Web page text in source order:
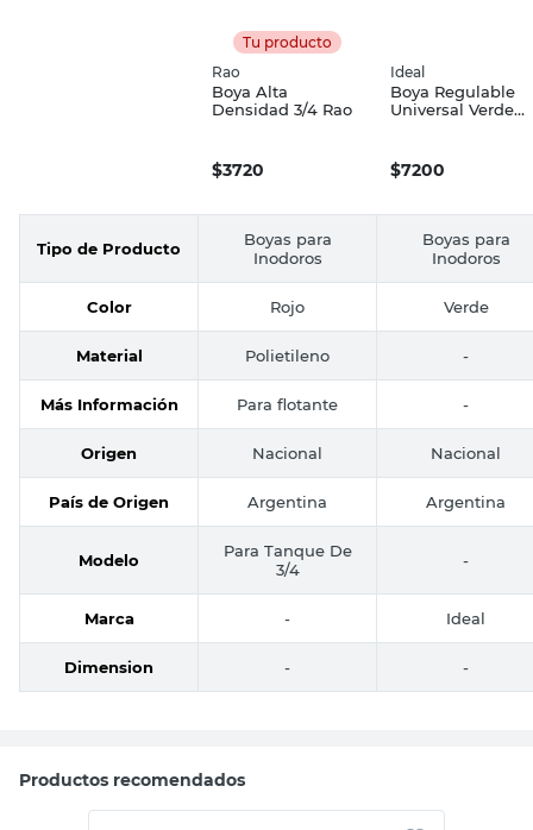
Tu producto
Rao
Boya Alta
Densidad 3/4 Rao
$3720
Ideal
Boya Regulable
Universal Verde
$7200
Tipo de Producto
Boyas para
Inodoros
Boyas para
Inodoros
Color Rojo Verde
Material Polietileno -
Más Información Para flotante -
Origen Nacional Nacional
País de Origen Argentina Argentina
Modelo
Para Tanque De
3/4
-
Marca - Ideal
Dimension - -
Productos recomendados